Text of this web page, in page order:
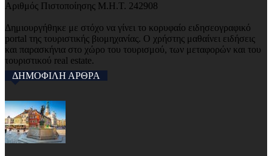
Αριθμός Πιστοποίησης Μ.Η.Τ. 242908
Δημιουργήθηκε με στόχο να γίνει το κορυφαίο ειδησεογραφικό
portal της τουριστικής βιομηχανίας. Ο χρήστης μαθαίνει ειδήσεις
και παρασκήνια στο χώρο του τουρισμού, των μεταφορών και του
τουριστικού real estate.
ΔΗΜΟΦΙΛΗ ΑΡΘΡΑ